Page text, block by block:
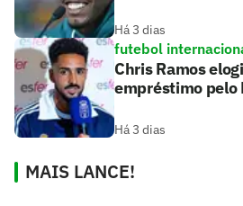
Há 3 dias
futebol
Chris Ramos
empréstimo pelo
Há 3 dias
MAIS LANCE!